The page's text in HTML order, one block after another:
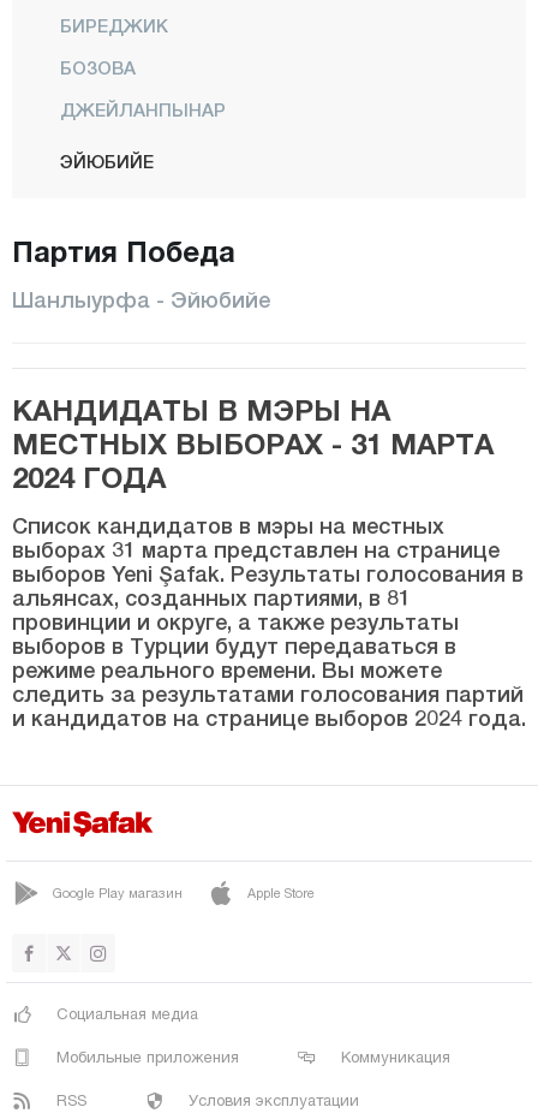
БИРЕДЖИК
БОЗОВА
ДЖЕЙЛАНПЫНАР
ЭЙЮБИЙЕ
ХАЛИЛИЕ
ХАРРАН
КАРАКОПРЮ
СИВЕРЕК
СУРУЧ
ВИРАНШЕХИР
Сиирт
Синоп
Шырнак
Сивас
Текирдаг
Трабзон
Тунджели
Ялова
Партия Победа
Шанлыурфа - Эйюбийе
КАНДИДАТЫ В МЭРЫ НА
МЕСТНЫХ ВЫБОРАХ - 31 МАРТА
2024 ГОДА
Список кандидатов в мэры на местных
выборах 31 марта представлен на странице
выборов Yeni Şafak. Результаты голосования в
альянсах, созданных партиями, в 81
провинции и округе, а также результаты
выборов в Турции будут передаваться в
режиме реального времени. Вы можете
следить за результатами голосования партий
и кандидатов на странице выборов 2024 года.
Google Play магазин Apple Store
Социальная медиа
Мобильные приложения Коммуникация
RSS Условия эксплуатации